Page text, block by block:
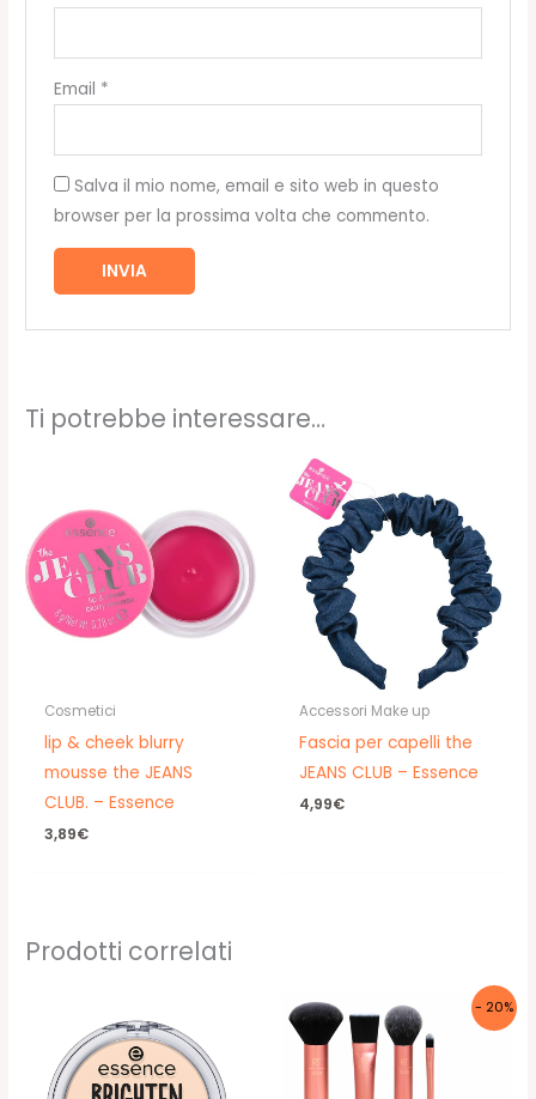
Email *
Salva il mio nome, email e sito web in questo
browser per la prossima volta che commento.
Ti potrebbe interessare…
Cosmetici
lip & cheek blurry
mousse the JEANS
CLUB. – Essence
3,89€
Accessori Make up
Fascia per capelli the
JEANS CLUB – Essence
4,99€
Prodotti correlati
- 20%